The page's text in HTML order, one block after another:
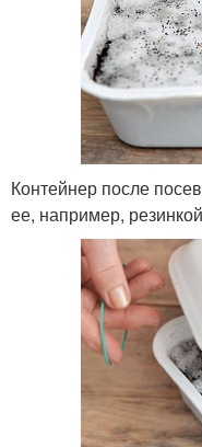
Контейнер после
ее, например,